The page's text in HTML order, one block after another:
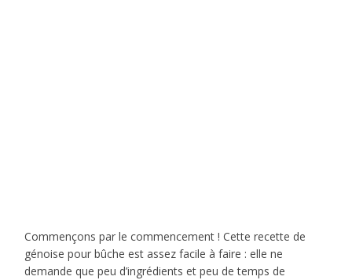
Commençons par le commencement ! Cette recette de
génoise pour bûche est assez facile à faire : elle ne
demande que peu d’ingrédients et peu de temps de